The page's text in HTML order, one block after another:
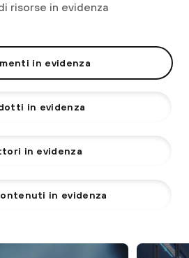
risorse in evidenza
in evidenza
in evidenza
in evidenza
in evidenza